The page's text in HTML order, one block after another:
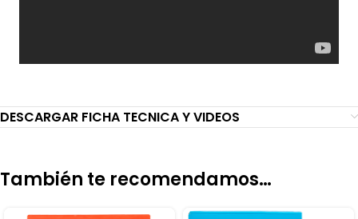
DESCARGAR FICHA TECNICA Y VIDEOS
También te recomendamos…